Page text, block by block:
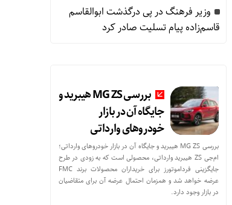
وزیر فرهنگ در پی درگذشت ابوالقاسم
قاسم‌زاده پیام تسلیت صادر کرد
بررسی MG ZS هیبرید و
جایگاه آن در بازار
خودروهای وارداتی
بررسی MG ZS هیبرید و جایگاه آن در بازار خودروهای وارداتی؛
ام‌جی ZS هیبرید وارداتی، محصولی است که به زودی در طرح
جایگزینی فرداموتورز برای خریداران محصولات برند FMC
عرضه خواهد شد و همزمان احتمال عرضه آن برای متقاضیان
در بازار وجود دارد.